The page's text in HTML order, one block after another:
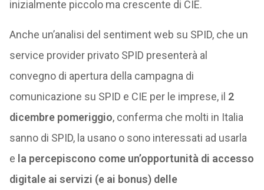
inizialmente piccolo ma crescente di CIE.
Anche un’analisi del sentiment web su SPID, che un
service provider privato SPID presenterà al
convegno di apertura della campagna di
comunicazione su SPID e CIE per le imprese, il 2
dicembre pomeriggio, conferma che molti in Italia
sanno di SPID, la usano o sono interessati ad usarla
e la percepiscono come un’opportunità di accesso
digitale ai servizi (e ai bonus) delle